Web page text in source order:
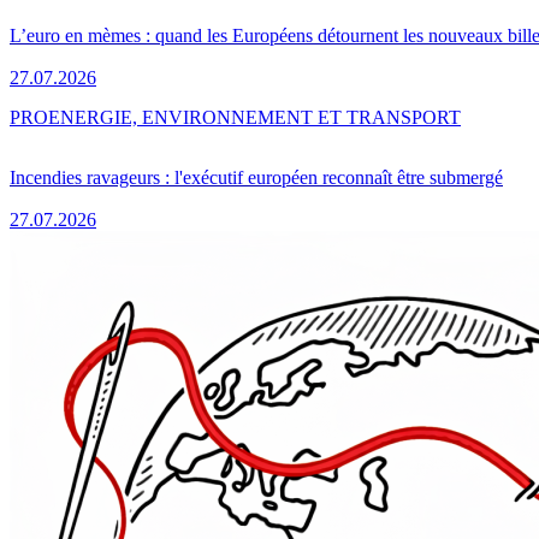
L’euro en mèmes : quand les Européens détournent les nouveaux
27.07.2026
Incendies ravageurs : l'exécutif européen reconnaît être submergé
27.07.2026
PROENERGIE, ENVIRONNEMENT ET TRANSPORT